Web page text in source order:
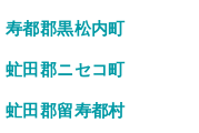
寿都郡黒松内町
虻田郡ニセコ町
虻田郡留寿都村